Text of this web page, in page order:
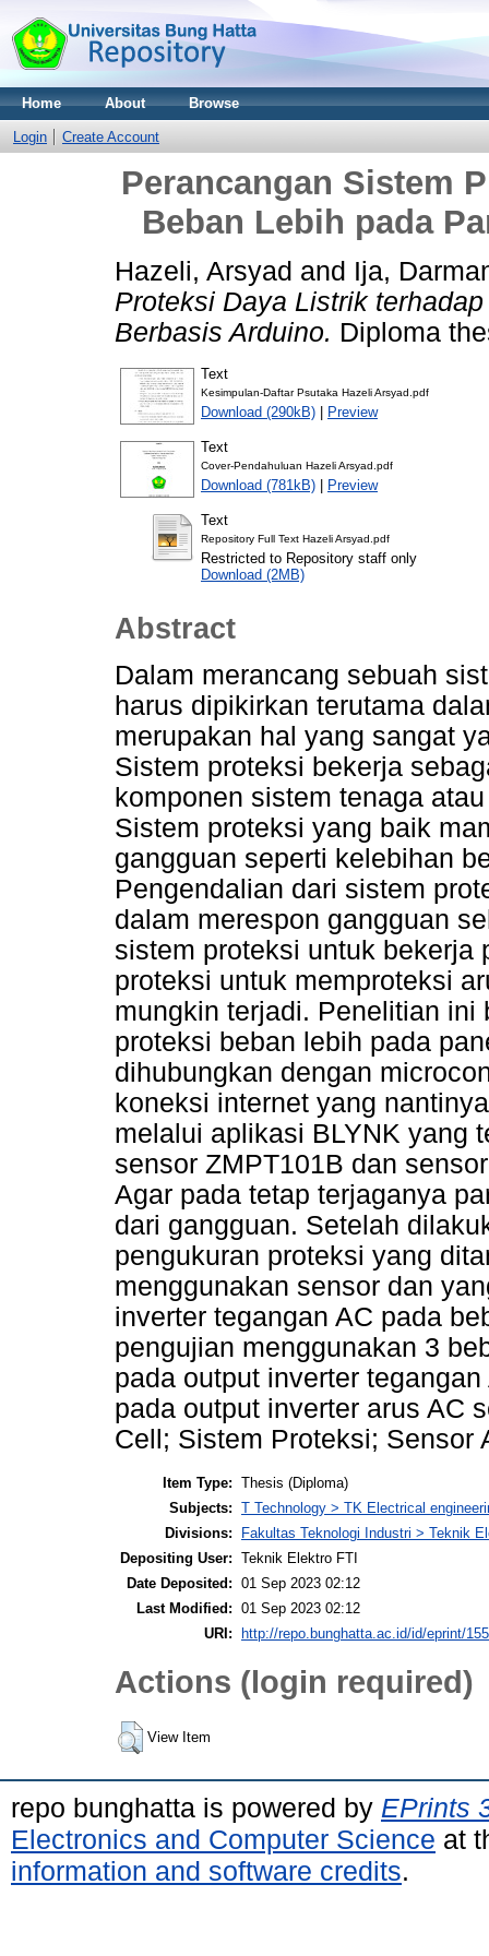
Home About Browse
Login Create Account
Perancangan Sistem
Beban Lebih pada
Hazeli, Arsyad and Ija,
Proteksi Daya Listrik
Berbasis Arduino. Diploma
Text
Kesimpulan-Daftar Psutaka Hazeli Arsyad.pdf
Download (290kB) | Preview
Text
Cover-Pendahuluan Hazeli Arsyad.pdf
Download (781kB) | Preview
Text
Repository Full Text Hazeli Arsyad.pdf
Restricted to Repository staff only
Download (2MB)
Abstract
Dalam merancang sebuah
harus dipikirkan terutama
merupakan hal yang sangat
Sistem proteksi bekerja
komponen sistem tenaga
Sistem proteksi yang baik
gangguan seperti kelebihan
Pengendalian dari sistem
dalam merespon gangguan
sistem proteksi untuk bekerja
proteksi untuk memproteksi
mungkin terjadi. Penelitian
proteksi beban lebih pada
dihubungkan dengan
koneksi internet yang
melalui aplikasi BLYNK yang
sensor ZMPT101B dan
Agar pada tetap terjaganya
dari gangguan. Setelah
pengukuran proteksi yang
menggunakan sensor dan
inverter tegangan AC pada
pengujian menggunakan 3
pada output inverter
pada output inverter arus AC
Cell; Sistem Proteksi; Sensor
Item Type: Thesis (Diploma)
Subjects: T Technology > TK Electrical
Divisions:
Fakultas Teknologi Industri > Teknik
Depositing User: Teknik Elektro FTI
Date Deposited: 01 Sep 2023 02:12
Last Modified: 01 Sep 2023 02:12
URI:
http://repo.bunghatta.ac.id/id/eprint/
Actions (login required)
View Item
repo bunghatta is powered by EPrints
Electronics and Computer Science at
information and software credits.